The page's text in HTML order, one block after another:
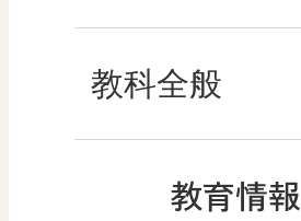
教科全般
教育情報